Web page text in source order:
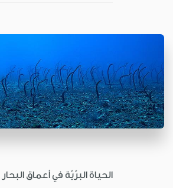
الحياة البرّيّة في أعماق البحار